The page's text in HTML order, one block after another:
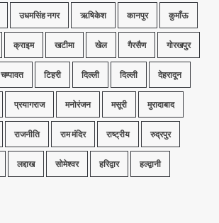
उधमसिंह नगर ऋषिकेश कानपुर कुमाँऊ
क्राइम खटीमा खेल गैरसैण गोरखपुर
चम्पावत टिहरी दिल्ली दिल्ली देहरादून
प्रयागराज मनोरंजन मसूरी मुरादाबाद
राजनीति राम मंदिर राष्ट्रीय रुद्रपुर
लद्दाख सोमेश्वर हरिद्वार हल्द्वानी